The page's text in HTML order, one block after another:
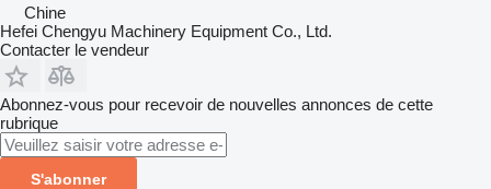
Chine
Hefei Chengyu Machinery Equipment Co., Ltd.
Contacter le vendeur
Abonnez-vous pour recevoir de nouvelles annonces de cette
rubrique
S'abonner